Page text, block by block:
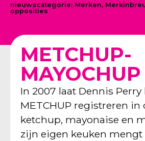
nieuwscategorie: Merken,
opposities
METCHUP-
MAYOCHUP
In 2007 laat Dennis
METCHUP registreren in
ketchup, mayonaise en
zijn eigen keuken mengt